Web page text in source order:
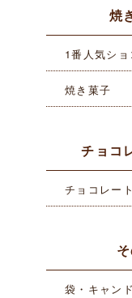
焼
1番人気シ
焼き菓子
チョコ
チョコレー
袋・キャン